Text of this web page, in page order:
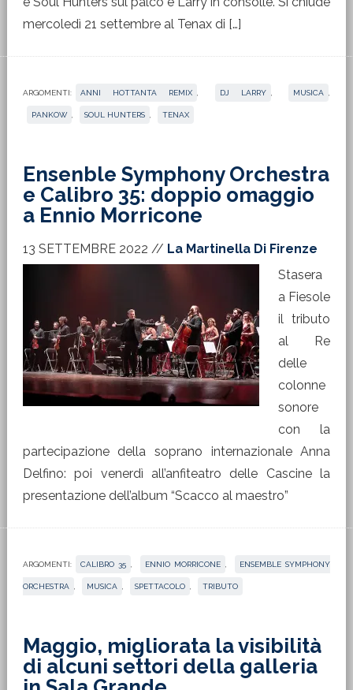
mercoledì 21 settembre al Tenax di […]
ARGOMENTI: ANNI HOTTANTA REMIX DJ LARRY MUSICA
PANKOW SOUL HUNTERS TENAX
Ensenble Symphony Orchestra
e Calibro 35: doppio omaggio
a Ennio Morricone
13 SETTEMBRE 2022 // La Martinella Di Firenze
Stasera
a Fiesole
il tributo
al Re
delle
colonne
sonore
con la
partecipazione della soprano internazionale Anna
Delfino: poi venerdì all’anfiteatro delle Cascine la
presentazione dell’album “Scacco al maestro”
ARGOMENTI: CALIBRO 35 ENNIO MORRICONE ENSEMBLE SYMPHONY
ORCHESTRA MUSICA SPETTACOLO TRIBUTO
Maggio, migliorata la visibilità
di alcuni settori della galleria